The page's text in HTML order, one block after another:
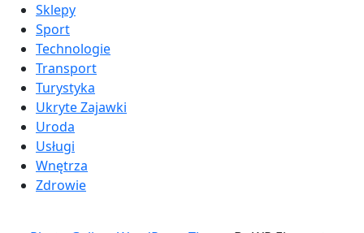
Sklepy
Sport
Technologie
Transport
Turystyka
Ukryte Zajawki
Uroda
Usługi
Wnętrza
Zdrowie